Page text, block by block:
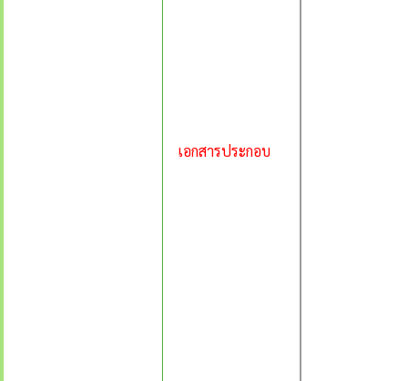
เอกสารประกอบ